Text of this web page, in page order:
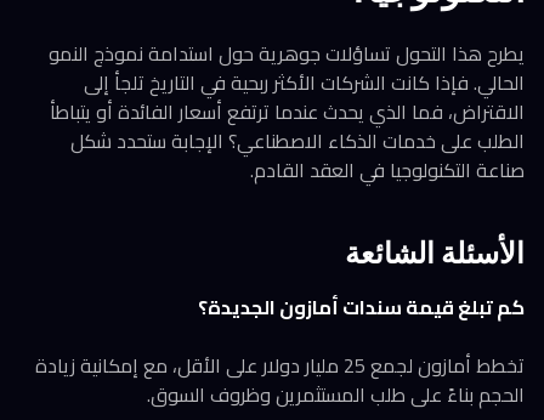
يطرح هذا التحول تساؤلات جوهرية حول استدامة نموذج النمو
الحالي. فإذا كانت الشركات الأكثر ربحية في التاريخ تلجأ إلى
الاقتراض، فما الذي يحدث عندما ترتفع أسعار الفائدة أو يتباطأ
الطلب على خدمات الذكاء الاصطناعي؟ الإجابة ستحدد شكل
صناعة التكنولوجيا في العقد القادم.
الأسئلة الشائعة
كم تبلغ قيمة سندات أمازون الجديدة؟
تخطط أمازون لجمع 25 مليار دولار على الأقل، مع إمكانية زيادة
الحجم بناءً على طلب المستثمرين وظروف السوق.